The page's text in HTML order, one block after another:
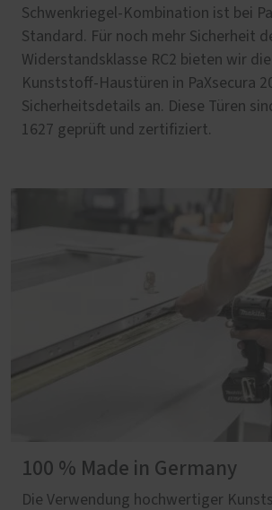
Schwenkriegel-Kombination ist bei
Standard. Für noch mehr Sicherheit
Widerstandsklasse RC2 bieten wir
Kunststoff-Haustüren in PaXsecura
Sicherheitsdetails an. Diese Türen
1627 geprüft und zertifiziert.
100 % Made in Germany
Die Verwendung hochwertiger